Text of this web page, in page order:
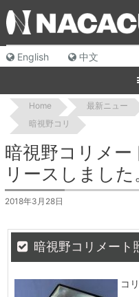
to
content
English
中文
Home 最新ニュー
暗視野コリ
暗視野コリメー
リースしました
2018年3月28日
暗視野コリメート
コ